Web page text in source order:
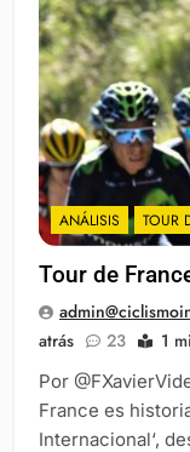
ANÁLISIS TOUR
Tour de
atrás
23 1
Por
France es
Internacional‘,